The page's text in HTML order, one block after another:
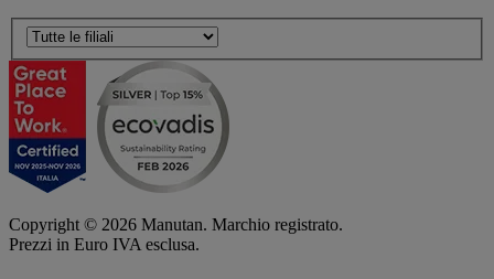
Copyright © 2026 Manutan. Marchio registrato.
Prezzi in Euro IVA esclusa.